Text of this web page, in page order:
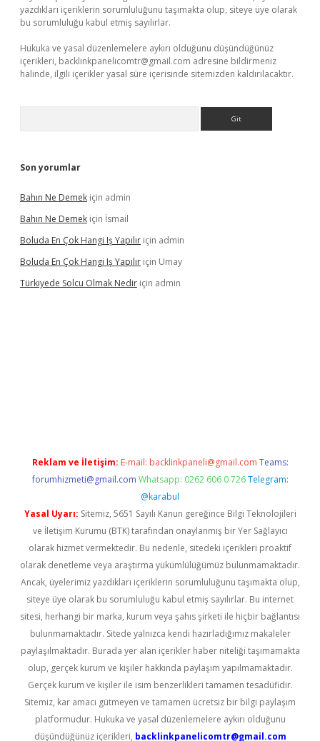
yazdıkları içeriklerin sorumluluğunu taşımakta olup, siteye üye olarak
bu sorumluluğu kabul etmiş sayılırlar.
Hukuka ve yasal düzenlemelere aykırı olduğunu düşündüğünüz
içerikleri, backlinkpanelicomtr@gmail.com adresine bildirmeniz
halinde, ilgili içerikler yasal süre içerisinde sitemizden kaldırılacaktır.
Son yorumlar
Bahın Ne Demek için admin
Bahın Ne Demek için İsmail
Boluda En Çok Hangi Iş Yapılır için admin
Boluda En Çok Hangi Iş Yapılır için Umay
Türkiyede Solcu Olmak Nedir için admin
Reklam ve İletişim: E-mail: backlinkpaneli@gmail.com Teams:
forumhizmeti@gmail.com Whatsapp: 0262 606 0 726 Telegram:
@karabul
Yasal Uyarı: Sitemiz, 5651 Sayılı Kanun gereğince Bilgi Teknolojileri
ve İletişim Kurumu (BTK) tarafından onaylanmış bir Yer Sağlayıcı
olarak hizmet vermektedir. Bu nedenle, sitedeki içerikleri proaktif
olarak denetleme veya araştırma yükümlülüğümüz bulunmamaktadır.
Ancak, üyelerimiz yazdıkları içeriklerin sorumluluğunu taşımakta olup,
siteye üye olarak bu sorumluluğu kabul etmiş sayılırlar. Bu internet
sitesi, herhangi bir marka, kurum veya şahıs şirketi ile hiçbir bağlantısı
bulunmamaktadır. Sitede yalnızca kendi hazırladığımız makaleler
paylaşılmaktadır. Burada yer alan içerikler haber niteliği taşımamakta
olup, gerçek kurum ve kişiler hakkında paylaşım yapılmamaktadır.
Gerçek kurum ve kişiler ile isim benzerlikleri tamamen tesadüfidir.
Sitemiz, kar amacı gütmeyen ve tamamen ücretsiz bir bilgi paylaşım
platformudur. Hukuka ve yasal düzenlemelere aykırı olduğunu
düşündüğünüz içerikleri, backlinkpanelicomtr@gmail.com